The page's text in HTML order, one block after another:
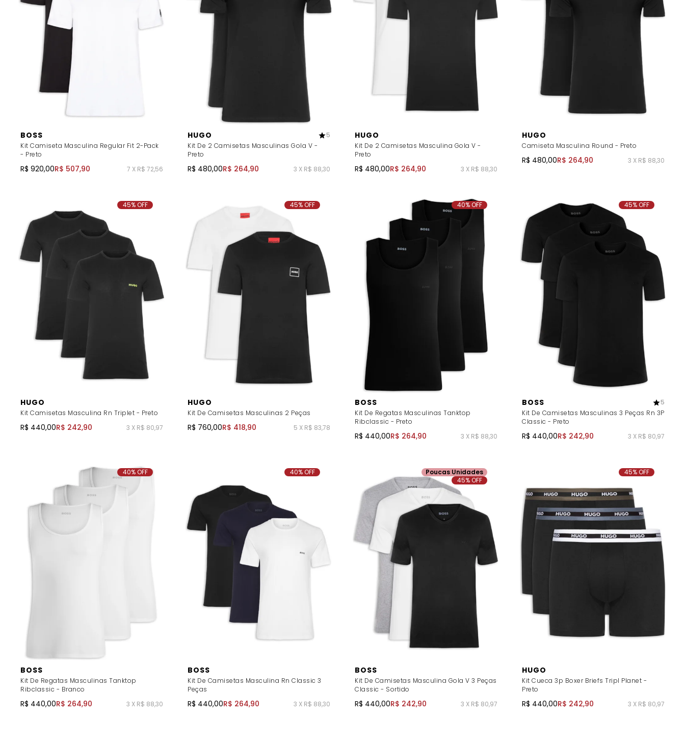
BOSS
Kit Camiseta Masculina Regular Fit 2-Pack
- Preto
R$ 920,00R$ 507,90 7 X R$ 72,56
HUGO
5
Kit De 2 Camisetas Masculinas Gola V -
Preto
R$ 480,00R$ 264,90 3 X R$ 88,30
HUGO
Kit De 2 Camisetas Masculina Gola V -
Preto
R$ 480,00R$ 264,90 3 X R$ 88,30
HUGO
Camiseta Masculina Round - Preto
R$ 480,00R$ 264,90 3 X R$ 88,30
HUGO
Kit Camisetas Masculina Rn Triplet - Preto
R$ 440,00R$ 242,90 3 X R$ 80,97
45% OFF
HUGO
Kit De Camisetas Masculinas 2 Peças
R$ 760,00R$ 418,90 5 X R$ 83,78
45% OFF
BOSS
Kit De Regatas Masculinas Tanktop
Ribclassic - Preto
R$ 440,00R$ 264,90 3 X R$ 88,30
40% OFF
BOSS
5
Kit De Camisetas Masculinas 3 Peças Rn 3P
Classic - Preto
R$ 440,00R$ 242,90 3 X R$ 80,97
45% OFF
BOSS
Kit De Regatas Masculinas Tanktop
Ribclassic - Branco
R$ 440,00R$ 264,90 3 X R$ 88,30
40% OFF
BOSS
Kit De Camisetas Masculina Rn Classic 3
Peças
R$ 440,00R$ 264,90 3 X R$ 88,30
40% OFF
BOSS
Kit De Camisetas Masculina Gola V 3 Peças
Classic - Sortido
R$ 440,00R$ 242,90 3 X R$ 80,97
Poucas Unidades
45% OFF
HUGO
Kit Cueca 3p Boxer Briefs Tripl Planet -
Preto
R$ 440,00R$ 242,90 3 X R$ 80,97
45% OFF